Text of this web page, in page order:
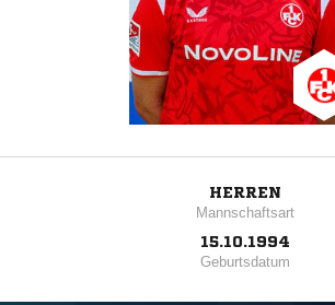
HERREN
Mannschaftsart
15.10.1994
Geburtsdatum